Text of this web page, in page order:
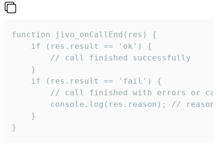
function jivo_onCallEnd(res) {
    if (res.result == 'ok') {
        // call finished successfully
    }
    if (res.result == 'fail') {
// call finished with errors or
console.log(res.reason); //
    }
}